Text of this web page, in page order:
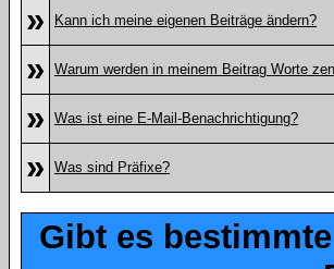
» Kann ich meine eigenen Beiträge ändern?
» Warum werden in meinem Beitrag Worte
» Was ist eine E-Mail-Benachrichtigung?
» Was sind Präfixe?
Gibt es